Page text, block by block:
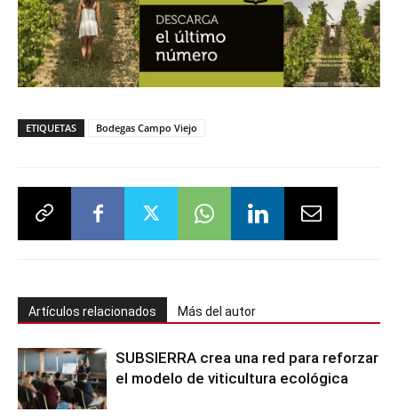
ETIQUETAS Bodegas Campo Viejo
Artículos relacionados Más del autor
SUBSIERRA crea una red para reforzar
el modelo de viticultura ecológica